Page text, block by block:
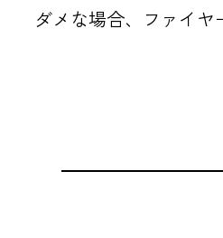
ダメな場合、ファイヤ